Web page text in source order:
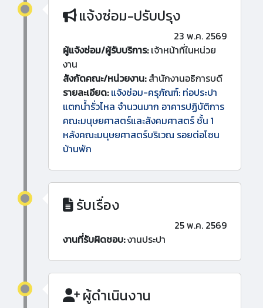
แจ้งซ่อม-ปรับปรุง
23 พ.ค. 2569
ผู้แจ้งซ่อม/ผู้รับบริการ:เจ้าหน้าที่ในหน่วย
งาน
สังกัดคณะ/หน่วยงาน:สำนักงานอธิการบดี
รายละเอียด: แจ้งซ่อม-ครุภัณฑ์: ท่อประปา
แตกน้ำรั่วไหล จำนวนมาก อาคารปฏิบัติการ
คณะมนุษยศาสตร์และสังคมศาสตร์ ชั้น 1
หลังคณะมนุษยศาสตร์บริเวณ รอยต่อโซน
บ้านพัก
รับเรื่อง
25 พ.ค. 2569
งานที่รับผิดชอบ:งานประปา
ผู้ดำเนินงาน